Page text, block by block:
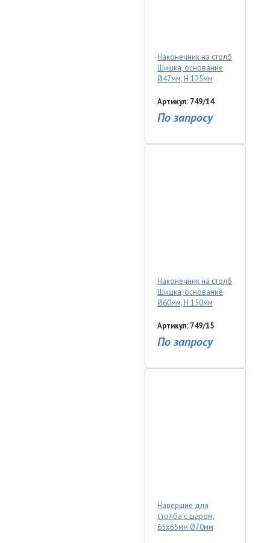
Наконечник на столб
Шишка, основание
Ø47мм, Н 125мм
Артикул: 749/14
По запросу
Наконечник на столб
Шишка, основание
Ø60мм, Н 150мм
Артикул: 749/15
По запросу
Навершие для
столба с шаром,
65х65мм Ø70мм